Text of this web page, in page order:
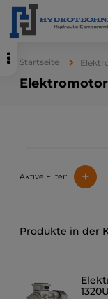
Startseite
Aktive Filter: +